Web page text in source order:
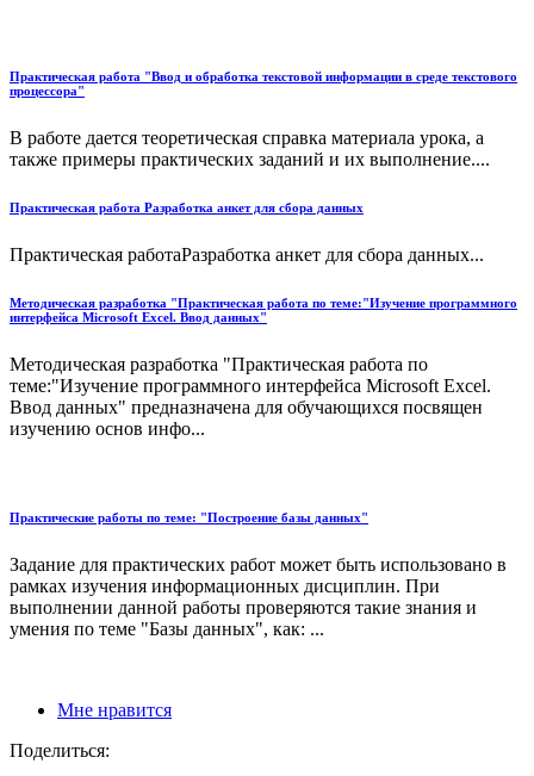
Практическая работа "Ввод и обработка текстовой информации в среде текстового
процессора"
В работе дается теоретическая справка материала урока, а
также примеры практических заданий и их выполнение....
Практическая работа Разработка анкет для сбора данных
Практическая работаРазработка анкет для сбора данных...
Методическая разработка "Практическая работа по теме:"Изучение программного
интерфейса Microsoft Excel. Ввод данных"
Методическая разработка "Практическая работа по
теме:"Изучение программного интерфейса Microsoft Excel.
Ввод данных" предназначена для обучающихся посвящен
изучению основ инфо...
Практические работы по теме: "Построение базы данных"
Задание для практических работ может быть использовано в
рамках изучения информационных дисциплин. При
выполнении данной работы проверяются такие знания и
умения по теме "Базы данных", как: ...
Мне нравится
Поделиться: